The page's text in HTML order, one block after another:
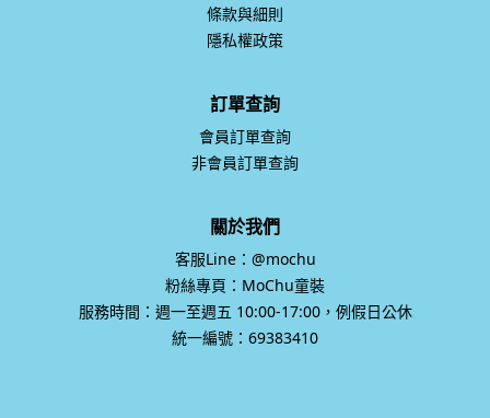
條款與細則
隱私權政策
訂單查詢
會員訂單查詢
非會員訂單查詢
關於我們
客服Line：@mochu
粉絲專頁：MoChu童裝
服務時間：週一至週五 10:00-17:00，例假日公休
統一編號：69383410